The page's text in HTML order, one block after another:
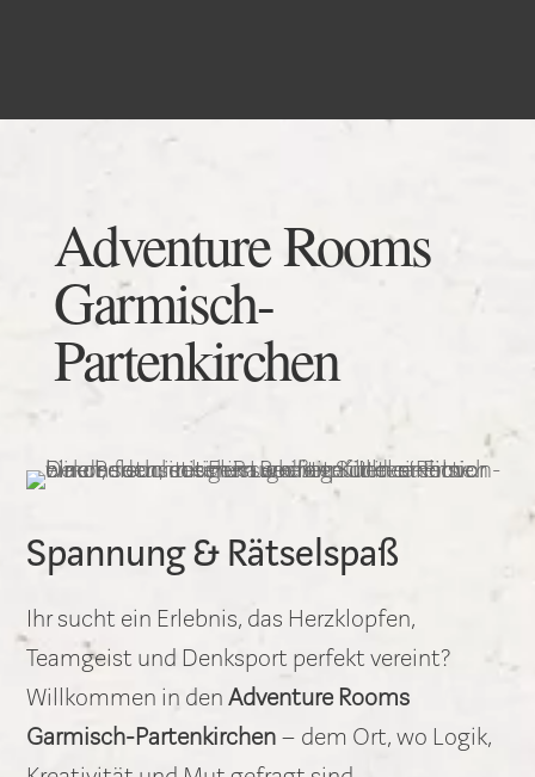
Adventure Rooms
Garmisch-
Partenkirchen
Spannung & Rätselspaß
Ihr sucht ein Erlebnis, das Herzklopfen,
Teamgeist und Denksport perfekt vereint?
Willkommen in denAdventure Rooms
Garmisch-Partenkirchen– dem Ort, wo Logik,